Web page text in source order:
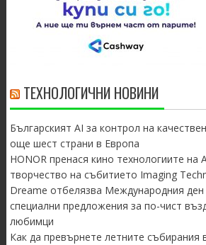
ТЕХНОЛОГИЧНИ НОВИНИ
Българският AI за контрол на
още шест страни в Европа
HONOR пренася кино технологиите на
творчество на събитието Imaging
Dreame отбелязва Международния ден
специални предложения за по-чист
любимци
Как да превърнете летните събирания